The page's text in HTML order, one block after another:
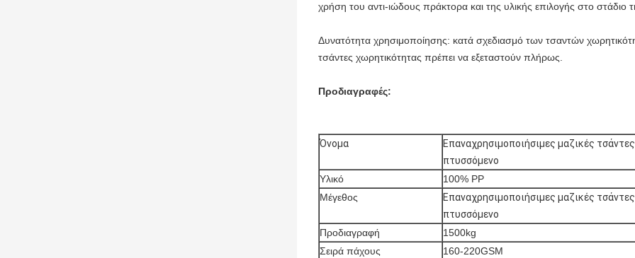
χρήση του αντι-ιώδους πράκτορα και της υλικής επιλογής στο
Δυνατότητα χρησιμοποίησης: κατά σχεδιασμό των τσαντών
τσάντες χωρητικότητας πρέπει να εξεταστούν πλήρως.
Προδιαγραφές:
Όνομα
Επαναχρησιμοποιήσιμες μαζικές
πτυσσόμενο
Υλικό
100% PP
Μέγεθος
Επαναχρησιμοποιήσιμες μαζικές
πτυσσόμενο
Προδιαγραφή
1500kg
Σειρά πάχους
160-220GSM